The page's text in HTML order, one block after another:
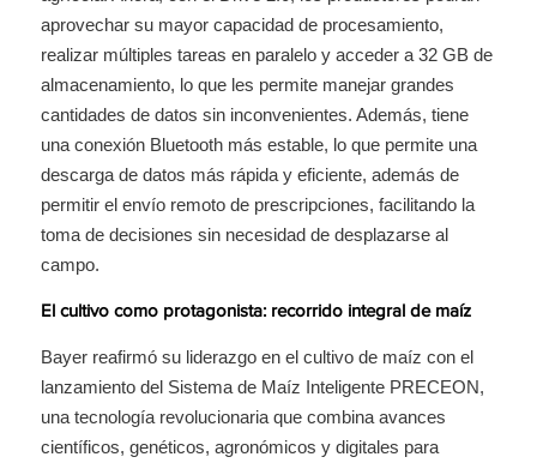
aprovechar su mayor capacidad de procesamiento,
realizar múltiples tareas en paralelo y acceder a 32 GB de
almacenamiento, lo que les permite manejar grandes
cantidades de datos sin inconvenientes. Además, tiene
una conexión Bluetooth más estable, lo que permite una
descarga de datos más rápida y eficiente, además de
permitir el envío remoto de prescripciones, facilitando la
toma de decisiones sin necesidad de desplazarse al
campo.
El cultivo como protagonista: recorrido integral de maíz
Bayer reafirmó su liderazgo en el cultivo de maíz con el
lanzamiento del Sistema de Maíz Inteligente PRECEON,
una tecnología revolucionaria que combina avances
científicos, genéticos, agronómicos y digitales para